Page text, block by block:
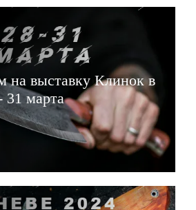
на выставку Клинок в
31 марта